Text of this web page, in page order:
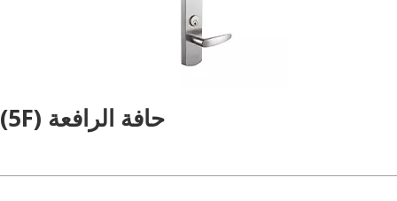
حافة الرافعة (5F)